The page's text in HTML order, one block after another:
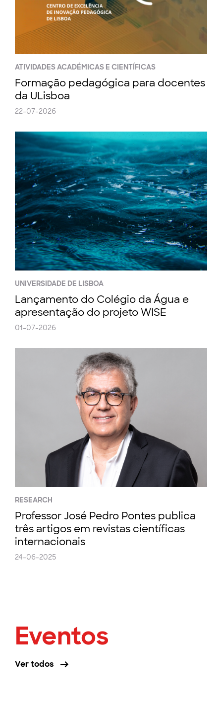
ATIVIDADES ACADÉMICAS E CIENTÍFICAS
Formação pedagógica para docentes
da ULisboa
22-07-2026
UNIVERSIDADE DE LISBOA
Lançamento do Colégio da Água e
apresentação do projeto WISE
01-07-2026
RESEARCH
Professor José Pedro Pontes publica
três artigos em revistas científicas
internacionais
24-06-2025
Eventos
Ver todos